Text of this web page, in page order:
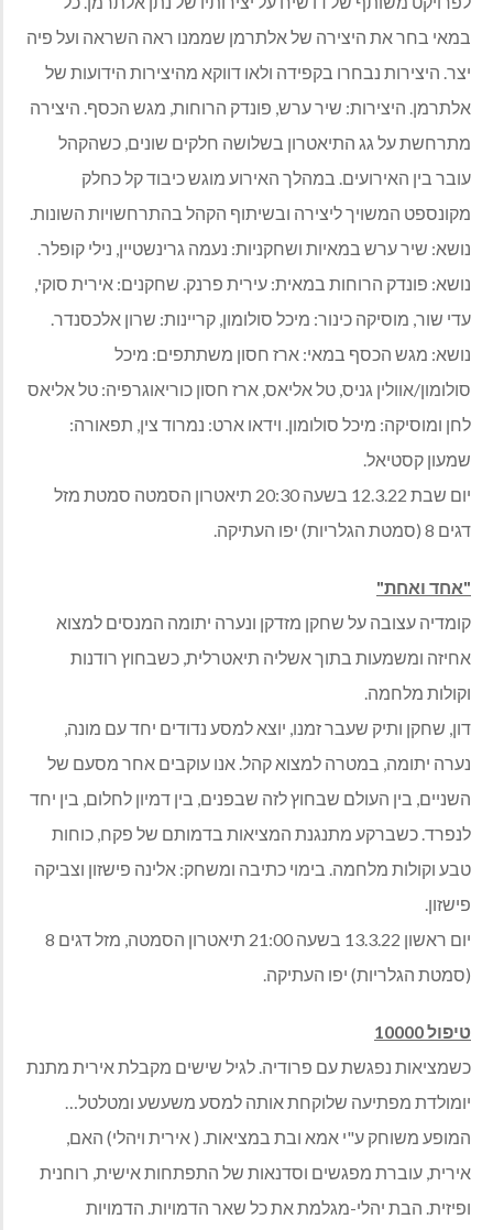
במאי בחר את היצירה של אלתרמן שממנו ראה השראה ועל פיה
יצר. היצירות נבחרו בקפידה ולאו דווקא מהיצירות הידועות של
אלתרמן. היצירות: שיר ערש, פונדק הרוחות, מגש הכסף. היצירה
מתרחשת על גג התיאטרון בשלושה חלקים שונים, כשהקהל
עובר בין האירועים. במהלך האירוע מוגש כיבוד קל כחלק
מקונספט המשויך ליצירה ובשיתוף הקהל בהתרחשויות השונות.
נושא: שיר ערש במאיות ושחקניות: נעמה גרינשטיין, נילי קופלר.
נושא: פונדק הרוחות במאית: עירית פרנק. שחקנים: אירית סוקי,
עדי שור, מוסיקה כינור: מיכל סולומון, קריינות: שרון אלכסנדר.
נושא: מגש הכסף במאי: ארז חסון משתתפים: מיכל
סולומון/אוולין גניס, טל אליאס, ארז חסון כוריאוגרפיה: טל אליאס
לחן ומוסיקה: מיכל סולומון. וידאו ארט: נמרוד צין, תפאורה:
שמעון קסטיאל.
יום שבת 12.3.22 בשעה 20:30 תיאטרון הסמטה סמטת מזל
דגים 8 (סמטת הגלריות) יפו העתיקה.
"אחד ואחת"
קומדיה עצובה על שחקן מזדקן ונערה יתומה המנסים למצוא
אחיזה ומשמעות בתוך אשליה תיאטרלית, כשבחוץ רודנות
וקולות מלחמה.
דון, שחקן ותיק שעבר זמנו, יוצא למסע נדודים יחד עם מונה,
נערה יתומה, במטרה למצוא קהל. אנו עוקבים אחר מסעם של
השניים, בין העולם שבחוץ לזה שבפנים, בין דמיון לחלום, בין יחד
לנפרד. כשברקע מתנגנת המציאות בדמותם של פקח, כוחות
טבע וקולות מלחמה. בימוי כתיבה ומשחק: אלינה פישזון וצביקה
פישזון.
יום ראשון 13.3.22 בשעה 21:00 תיאטרון הסמטה, מזל דגים 8
(סמטת הגלריות) יפו העתיקה.
טיפול 10000
כשמציאות נפגשת עם פרודיה. לגיל שישים מקבלת אירית מתנת
יומולדת מפתיעה שלוקחת אותה למסע משעשע ומטלטל…
המופע משוחק ע"י אמא ובת במציאות. ( אירית ויהלי) האם,
אירית, עוברת מפגשים וסדנאות של התפתחות אישית, רוחנית
ופיזית. הבת יהלי-מגלמת את כל שאר הדמויות. הדמויות